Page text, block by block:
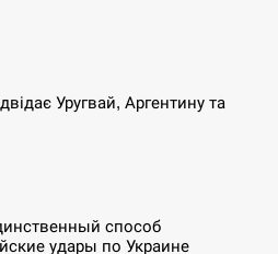
Уругвай, Аргентину та
способ
удары по Украине